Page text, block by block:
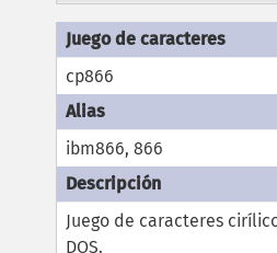
cp866
ibm866, 866
Juego de caracteres
DOS.